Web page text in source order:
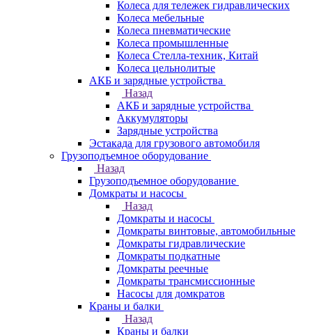
Колеса для тележек гидравлических
Колеса мебельные
Колеса пневматические
Колеса промышленные
Колеса Стелла-техник, Китай
Колеса цельнолитые
АКБ и зарядные устройства
Назад
АКБ и зарядные устройства
Аккумуляторы
Зарядные устройства
Эстакада для грузового автомобиля
Грузоподъемное оборудование
Назад
Грузоподъемное оборудование
Домкраты и насосы
Назад
Домкраты и насосы
Домкраты винтовые, автомобильные
Домкраты гидравлические
Домкраты подкатные
Домкраты реечные
Домкраты трансмиссионные
Насосы для домкратов
Краны и балки
Назад
Краны и балки